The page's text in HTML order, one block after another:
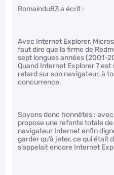
Romaindu83 a écrit :
Avec Internet Explorer,
faut dire que la firme de
sept longues années (2001-
Quand Internet Explorer 7
retard sur son navigateur, à
concurrence.
Soyons donc honnêtes :
propose une refonte totale
navigateur Internet enfin
garder qu’à jeter, ce qui
s’appelait encore Internet